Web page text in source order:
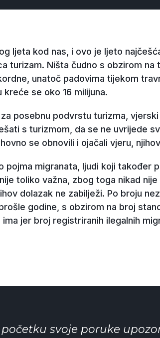
ljeta kod nas, i ovo je ljeto
turizam. Ništa čudno s obzirom
unatoč padovima tijekom
se oko 16 milijuna.
posebnu podvrstu turizma,
s turizmom, da se ne uvrijede
se obnovili i ojačali vjeru,
pojma migranata, ljudi koji također
toliko važna, zbog toga nikad
dolazak ne zabilježi. Po broju
godine, s obzirom na broj
jer broj registriranih ilegalnih
svoje poruke